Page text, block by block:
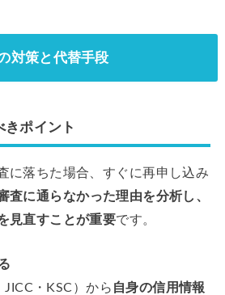
対策と代替手段
きポイント
に落ちた場合、すぐに再申し込み
査に通らなかった理由を分析し、
見直すことが重要です。
・KSC）から 自身の信用情報